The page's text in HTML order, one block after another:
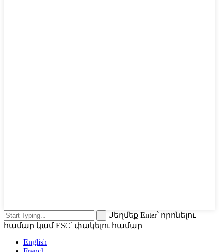
Սեղմեք Enter՝ որոնելու
համար կամ ESC՝ փակելու համար
English